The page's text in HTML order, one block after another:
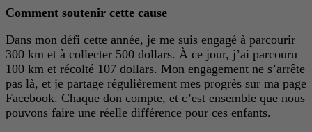
Comment soutenir cette cause
Dans mon défi cette année, je me suis engagé à parcourir
300 km et à collecter 500 dollars. À ce jour, j’ai parcouru
100 km et récolté 107 dollars. Mon engagement ne s’arrête
pas là, et je partage régulièrement mes progrès sur ma page
Facebook. Chaque don compte, et c’est ensemble que nous
pouvons faire une réelle différence pour ces enfants.